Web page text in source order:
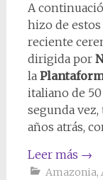
A
hizo de estos
reciente
dirigida por
la
italiano de
segunda
años atrás,
Leer más →
Amazonia,